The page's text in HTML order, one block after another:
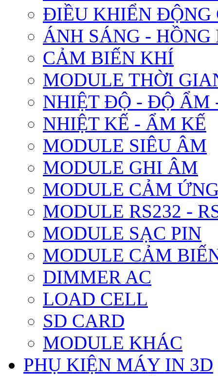
ĐIỀU KHIỂN ĐỘNG
ÁNH SÁNG - HỒNG
CẢM BIẾN KHÍ
MODULE THỜI
NHIỆT ĐỘ - ĐỘ ẨM
NHIỆT KẾ - ẨM KẾ
MODULE SIÊU ÂM
MODULE GHI ÂM
MODULE CẢM
MODULE RS232 -
MODULE SẠC PIN
MODULE CẢM
DIMMER AC
LOAD CELL
SD CARD
MODULE KHÁC
PHỤ KIỆN MÁY IN 3D